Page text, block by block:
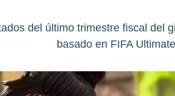
del último trimestre fiscal del
basado en FIFA